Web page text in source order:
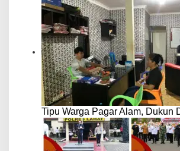
Tipu Warga Pagar Alam, Dukun